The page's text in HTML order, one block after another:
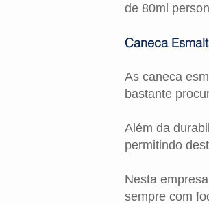
de 80ml
Caneca
As caneca
bastante
Além da
permitindo
Nesta
sempre com